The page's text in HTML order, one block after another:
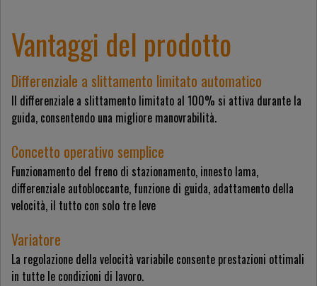
Vantaggi del prodotto
Differenziale a slittamento limitato automatico
Il differenziale a slittamento limitato al 100% si attiva durante la
guida, consentendo una migliore manovrabilità.
Concetto operativo semplice
Funzionamento del freno di stazionamento, innesto lama,
differenziale autobloccante, funzione di guida, adattamento della
velocità, il tutto con solo tre leve
Variatore
La regolazione della velocità variabile consente prestazioni ottimali
in tutte le condizioni di lavoro.